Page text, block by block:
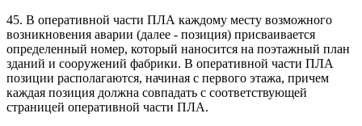
45. В оперативной части ПЛА каждому месту возможного
возникновения аварии (далее - позиция) присваивается
определенный номер, который наносится на поэтажный план
зданий и сооружений фабрики. В оперативной части ПЛА
позиции располагаются, начиная с первого этажа, причем
каждая позиция должна совпадать с соответствующей
страницей оперативной части ПЛА.